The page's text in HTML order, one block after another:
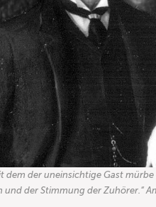
dem der uneinsichtige Gast
der Stimmung der Zuhörer.“